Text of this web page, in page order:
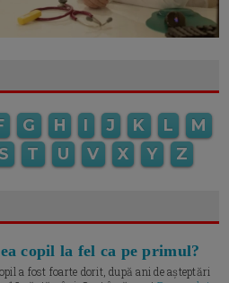
G H I J K L
M
S T U V X Y Z
copil la fel ca pe primul?
a fost foarte dorit, după ani de așteptări